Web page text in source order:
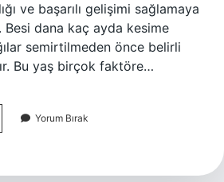
ve başarılı gelişimi sağlamaya
Besi dana kaç ayda kesime
semirtilmeden önce belirli
Bu yaş birçok faktöre…
Yorum Bırak